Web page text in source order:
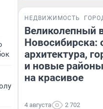
НЕДВИЖИМОСТЬ
Великолепный
Новосибирска:
архитектура,
и новые
на красивое
4 августа 2 702